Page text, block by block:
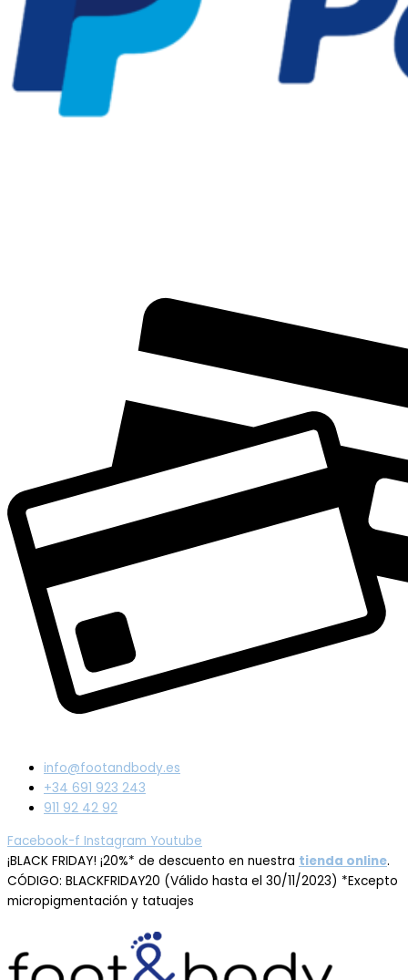
info@footandbody.es
+34 691 923 243
911 92 42 92
Facebook-f Instagram Youtube
¡BLACK FRIDAY! ¡20%* de descuento en nuestra tienda online.
CÓDIGO: BLACKFRIDAY20 (Válido hasta el 30/11/2023) *Excepto
micropigmentación y tatuajes